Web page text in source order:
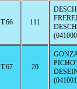
T.66 111
T.67 20